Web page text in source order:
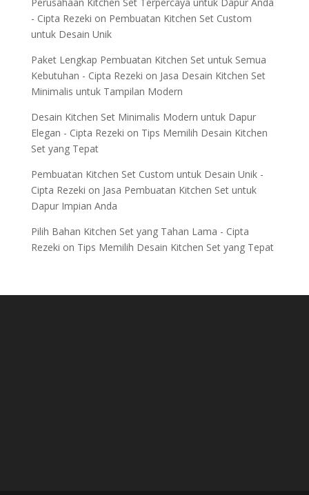
- Cipta Rezeki on Pembuatan Kitchen Set Custom
untuk Desain Unik
Paket Lengkap Pembuatan Kitchen Set untuk Semua
Kebutuhan - Cipta Rezeki on Jasa Desain Kitchen Set
Minimalis untuk Tampilan Modern
Desain Kitchen Set Minimalis Modern untuk Dapur
Elegan - Cipta Rezeki on Tips Memilih Desain Kitchen
Set yang Tepat
Pembuatan Kitchen Set Custom untuk Desain Unik -
Cipta Rezeki on Jasa Pembuatan Kitchen Set untuk
Dapur Impian Anda
Pilih Bahan Kitchen Set yang Tahan Lama - Cipta
Rezeki on Tips Memilih Desain Kitchen Set yang Tepat